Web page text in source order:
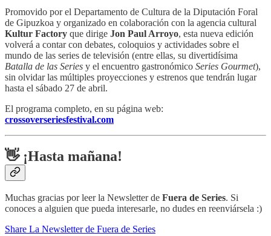
Promovido por el Departamento de Cultura de la Diputación Foral
de Gipuzkoa y organizado en colaboración con la agencia cultural
Kultur Factory que dirige Jon Paul Arroyo, esta nueva edición
volverá a contar con debates, coloquios y actividades sobre el
mundo de las series de televisión (entre ellas, su divertidísima
Batalla de las Series y el encuentro gastronómico Series Gourmet),
sin olvidar las múltiples proyecciones y estrenos que tendrán lugar
hasta el sábado 27 de abril.
El programa completo, en su página web:
crossoverseriesfestival.com
👋 ¡Hasta mañana!
Muchas gracias por leer la Newsletter de Fuera de Series. Si
conoces a alguien que pueda interesarle, no dudes en reenviársela :)
Share La Newsletter de Fuera de Series